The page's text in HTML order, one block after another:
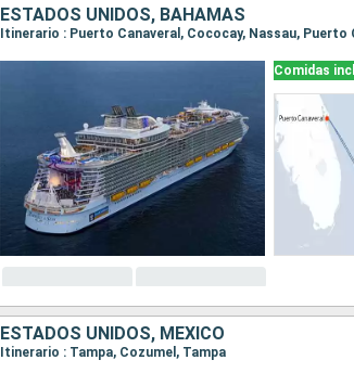
ESTADOS UNIDOS, BAHAMAS
Itinerario : Puerto Canaveral, Cococay, Nassau, Puerto
Comidas
ESTADOS UNIDOS, MÉXICO
Itinerario : Tampa, Cozumel, Tampa